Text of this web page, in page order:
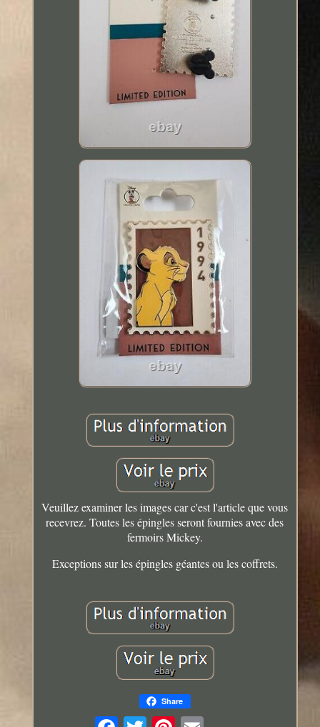
Veuillez examiner les images car c'est l'article que vous
recevrez. Toutes les épingles seront fournies avec des
fermoirs Mickey.
Exceptions sur les épingles géantes ou les coffrets.
Share